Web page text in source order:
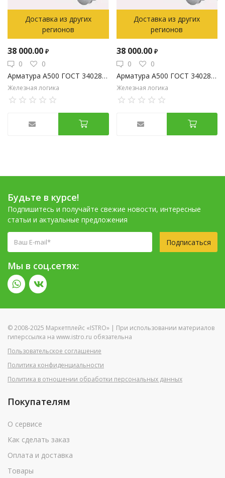
Доставка из других
регионов
38 000.00 ₽
0
0
Арматура А500 ГОСТ 34028-2016 25мм
Железная логика
Доставка из других
регионов
38 000.00 ₽
0
0
Арматура А500 ГОСТ 34028-2016 16мм
Железная логика
Будьте в курсе!
Подпишитесь и получайте свежие новости, интересные
статьи и актуальные предложения
Подписаться
Мы в соц.сетях:
© 2008-2025 Маркетплейс «ISTRO» | При использовании материалов
гиперссылка на www.istro.ru обязательна
Пользовательское соглашение
Политика конфиденциальности
Политика в отношении обработки персональных данных
Покупателям
О сервисе
Как сделать заказ
Оплата и доставка
Товары